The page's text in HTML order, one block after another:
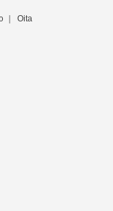
Oita